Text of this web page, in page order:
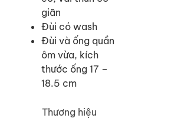
Thương hiệu
giãn
Đùi có wash
Đùi và ống quần
ôm vừa, kích
thước ống 17 –
18.5 cm